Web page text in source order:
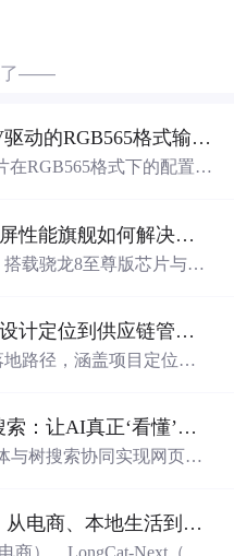
——
核心要点解析：ST7789V驱动的RGB565格式输出设置
在RGB565格式下的配置方
解决花屏、倒置、响应
性。
一加13T深度体验：小直屏性能旗舰如何解决续航与手感痛点？
载骁龙8至尊版芯片与62
存储实用性，以及恬然
携性、续航安全感及重
T恤项目全流程拆解：从设计定位到供应链管理的实战指南
路径，涵盖项目定位
艺对比）、实操流程（打
要点（封样管理、洗涤
多模态自主智能体与树搜索：让AI真正‘看懂’并操作网页
与树搜索协同实现网页理
通过状态回溯、动作压缩
框架依托真实用户
多模态大模型落地实战：从电商、本地生活到医疗的场景化设计逻辑